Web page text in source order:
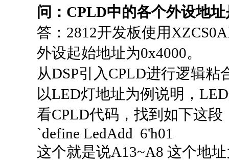
问：CPLD中的各个外设地
答：2812开发板使用
外设起始地址为0x4000。
从DSP引入CPLD进行逻辑
以LED灯地址为例说明，
看CPLD代码，找到如下这段
`define LedAdd 6'h01
这个就是说A13~A8 这个地